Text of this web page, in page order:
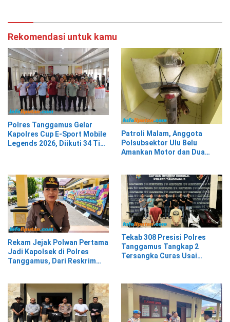
Rekomendasi untuk kamu
Polres Tanggamus Gelar
Kapolres Cup E-Sport Mobile
Legends 2026, Diikuti 34 Tim
Patroli Malam, Anggota
Polsubsektor Ulu Belu
Amankan Motor dan Dua
Rekam Jejak Polwan Pertama
Jadi Kapolsek di Polres
Tanggamus, Dari Reskrim
Tekab 308 Presisi Polres
Tanggamus Tangkap 2
Tersangka Curas Usai